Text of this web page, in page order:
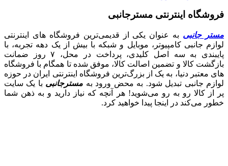
فروشگاه اینترنتی مسترجانبی
مستر جانبی به عنوان یکی از قدیمی‌ترین فروشگاه های اینترنتی
لوازم جانبی کامپیوتر، موبایل و شبکه با بیش از یک دهه تجربه، با
پایبندی به سه اصل کلیدی، پرداخت در محل، ۷ روز ضمانت
بازگشت کالا و تضمین اصالت کالا، موفق شده تا همگام با فروشگاه‌
های معتبر دنیا، به یک از بزرگ‌ترین فروشگاه اینترنتی ایران در حوزه
لوازم جانبی تبدیل شود. به محض ورود به مسترجانبی با یک سایت
پر از کالا رو به رو می‌شوید! هر آنچه که نیاز دارید و به ذهن شما
خطور می‌کند در اینجا پیدا خواهید کرد.